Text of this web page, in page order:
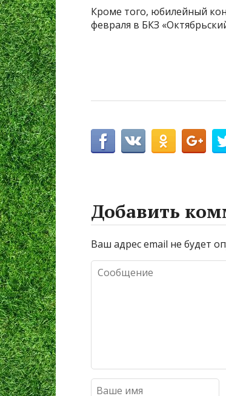
Кроме того, юбилейный
февраля в БКЗ
Добавить
Ваш адрес email не будет